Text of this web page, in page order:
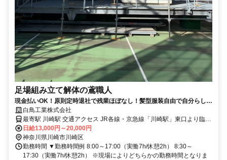
足場組み立て解体の鳶職人
現金払いOK！原則定時退社で残業ほぼなし！髪型服装自由で自分らしく
働ける正社員の足場鳶
白鳥工業株式会社
最寄駅 川崎駅 交通アクセス JR各線・京急線「川崎駅」東口より臨港
バス（川28・川30系統など）で約13分 →「京町」バス停を降りたら
目の前（徒歩1分）！ ・車/バイク通勤OK
日給13,000円～20,000円
神奈川県川崎市川崎区
勤務時間 ▼勤務時間例 8:00～17:00（実働7h/休憩2h） 8:30～
17:30（実働7h/休憩2h） ※現場によりどちらかの勤務時間となりま